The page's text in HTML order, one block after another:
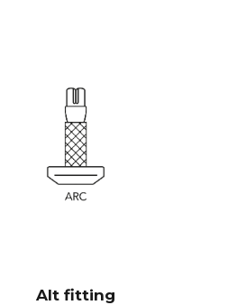
og med mer bass enn
Alt fitting